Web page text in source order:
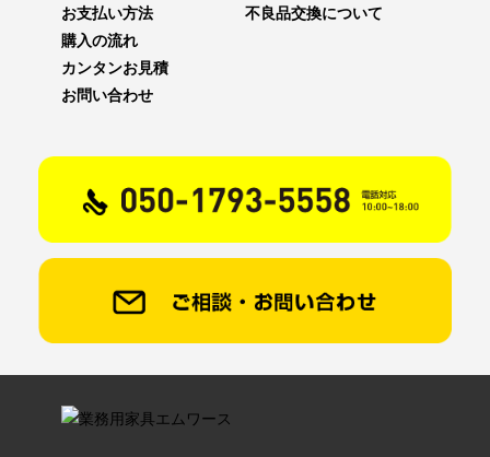
お支払い方法
不良品交換について
購入の流れ
カンタンお見積
お問い合わせ